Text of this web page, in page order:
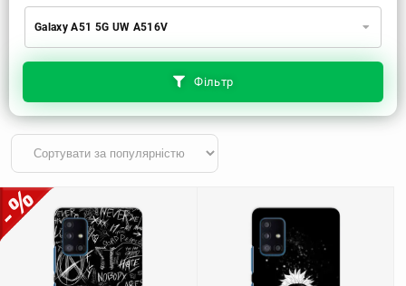
Фільтр
Xiaomi
Apple
Huawei
Realme
TECNO
ZTE
OnePlus
Motorola
Galaxy A51 5G UW A516V